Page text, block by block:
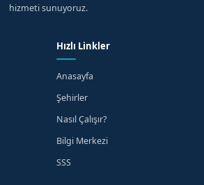
hizmeti sunuyoruz.
Hızlı Linkler
Anasayfa
Şehirler
Nasıl Çalışır?
Bilgi Merkezi
SSS